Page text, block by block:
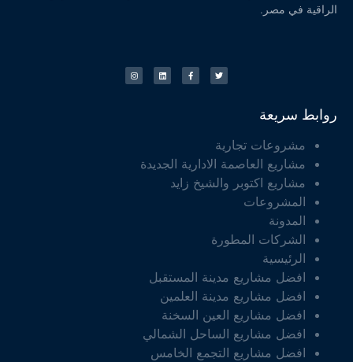
الراقية في مصر.
روابط سريعة
مشروعات تجارية
مشاريع العاصمة الادارية الجديدة
مشاريع اكتوبر والشيخ زايد
المشروعات
المدونة
الشركات المطورة
الرئيسية
افضل مشاريع مدينة المستقبل
افضل مشاريع مدينة العلمين
افضل مشاريع العين السخنة
افضل مشاريع الساحل الشمالي
افضل مشاريع التجمع الخامس